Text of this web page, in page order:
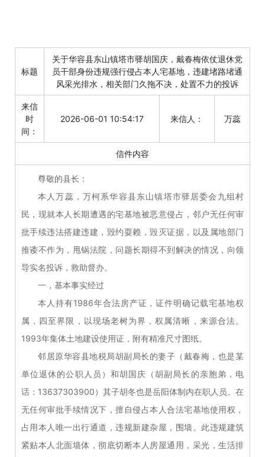
标题
关于华容县东山镇塔市驿胡国庆，戴春梅依仗退休党
员干部身份违规强行侵占本人宅基地，违建堵路堵通
风采光排水，相关部门久拖不决，处置不力的投诉
来信
时
间：
2026-06-01 10:54:17 来信人： 万蕊
信件内容
尊敬的县长：
本人万蕊，万柯系华容县东山镇塔市驿居委会九组村
民，现就本人长期遭遇的宅基地被恶意侵占，邻户无任何审
批手续违法搭建违建，毁约耍赖，毁灭证据，以及属地部门
推诿不作为，甩锅法院，问题长期得不到解决的情况，向领
导实名投诉，救助督办。
一，基本事实经过
本人持有1986年合法房产证，证件明确记载宅基地权
属，四至界限，以现场老树为界，权属清晰，来源合法。
1993年集体土地建设使用证，附有精准尺寸图纸。
邻居原华容县地税局胡副局长的妻子（戴春梅，也是某
单位退休的公职人员）和胡国庆（胡副局长的亲胞弟，电
话：13637303900）其子胡冬也是岳阳体制内在职人员。在
无任何审批手续情况下，擅自侵占本人合法宅基地使用权，
占用本人唯一出行通道，违规新建杂屋，围墙。此违规建筑
紧贴本人北面墙体，彻底切断本人房屋通用，采光，生活排